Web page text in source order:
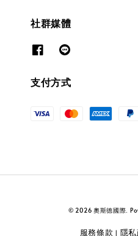
社群媒體
支付方式
© 2026 奧斯德國際.
服務條款 | 隱